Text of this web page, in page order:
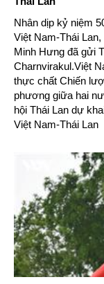
Nhân dịp kỷ niệm
Việt Nam-Thái
Minh Hưng đã gửi
Charnvirakul.Việt
thực chất Chiến
phương giữa hai
hội Thái Lan dự
Việt Nam-Thái Lan